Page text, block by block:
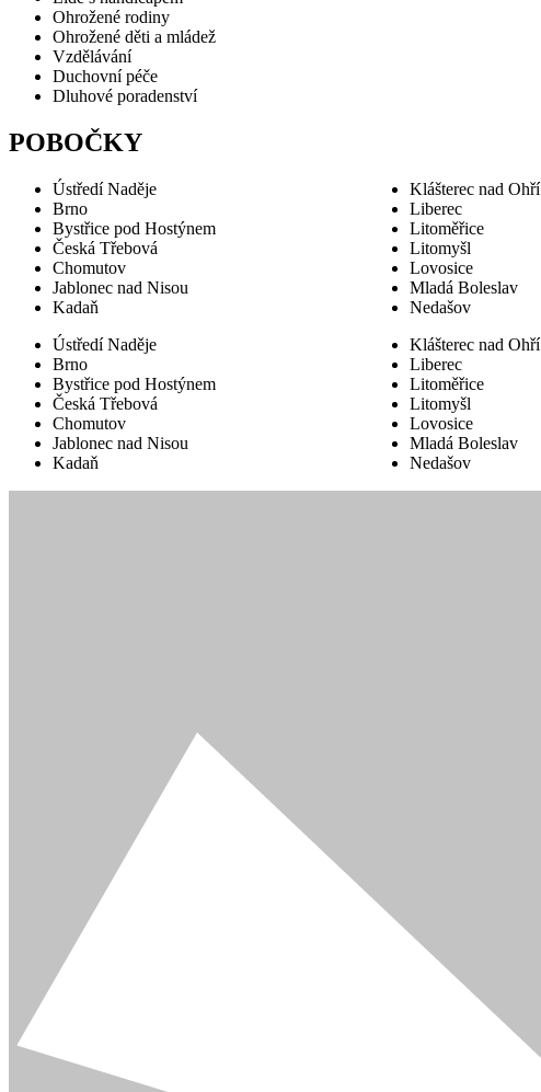
Ohrožené rodiny
Ohrožené děti a mládež
Vzdělávání
Duchovní péče
Dluhové poradenství
POBOČKY
Ústředí Naděje
Brno
Bystřice pod Hostýnem
Česká Třebová
Chomutov
Jablonec nad Nisou
Kadaň
Klášterec nad Ohří
Liberec
Litoměřice
Litomyšl
Lovosice
Mladá Boleslav
Nedašov
Ústředí Naděje
Brno
Bystřice pod Hostýnem
Česká Třebová
Chomutov
Jablonec nad Nisou
Kadaň
Klášterec nad Ohří
Liberec
Litoměřice
Litomyšl
Lovosice
Mladá Boleslav
Nedašov